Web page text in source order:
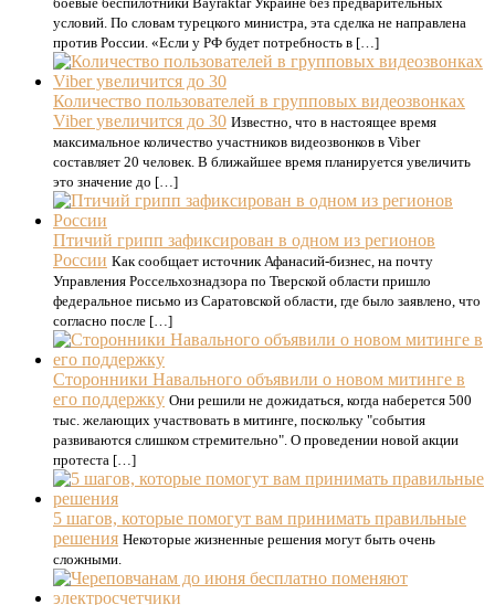
условий. По словам турецкого министра, эта сделка не направлена
против России. «Если у РФ будет потребность в […]
Количество пользователей в групповых видеозвонках
Viber увеличится до 30 Известно, что в настоящее время
максимальное количество участников видеозвонков в Viber
составляет 20 человек. В ближайшее время планируется увеличить
это значение до […]
Птичий грипп зафиксирован в одном из регионов
России Как сообщает источник Афанасий-бизнес, на почту
Управления Россельхознадзора по Тверской области пришло
федеральное письмо из Саратовской области, где было заявлено, что
согласно после […]
Сторонники Навального объявили о новом митинге в
его поддержку Они решили не дожидаться, когда наберется 500
тыс. желающих участвовать в митинге, поскольку "события
развиваются слишком стремительно". О проведении новой акции
протеста […]
5 шагов, которые помогут вам принимать правильные
решения Некоторые жизненные решения могут быть очень
сложными.